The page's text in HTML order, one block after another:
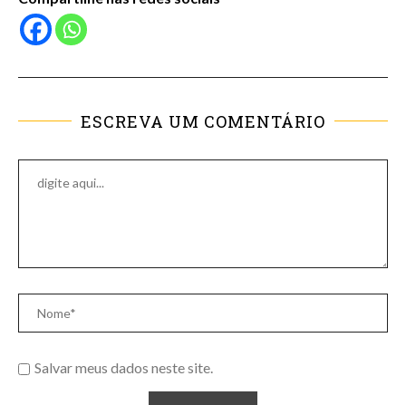
ESCREVA UM COMENTÁRIO
Salvar meus dados neste site.